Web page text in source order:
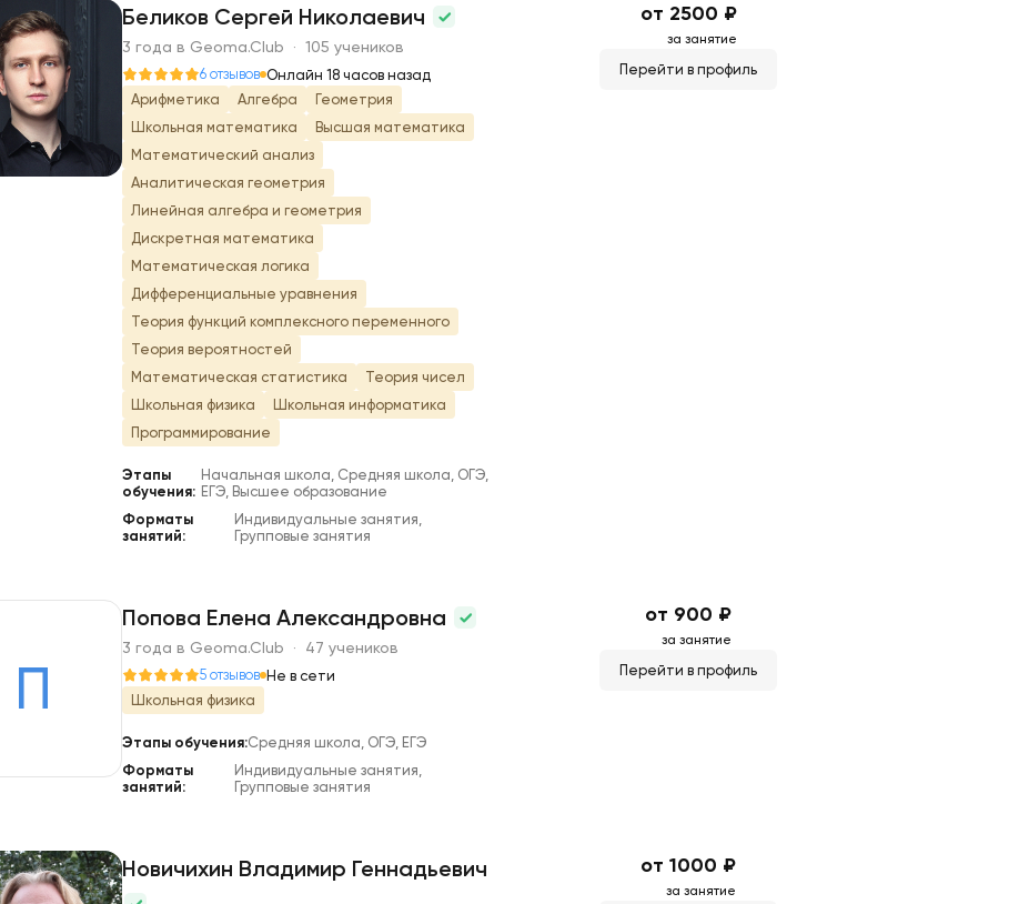
Б
Беликов Сергей Николаевич
3 года в Geoma.Club · 105 учеников
6 отзывов Онлайн 18 часов назад
Арифметика
Алгебра
Геометрия
Школьная математика
Высшая математика
Математический анализ
Аналитическая геометрия
Линейная алгебра и геометрия
Дискретная математика
Математическая логика
Дифференциальные уравнения
Теория функций комплексного переменного
Теория вероятностей
Математическая статистика
Теория чисел
Школьная физика
Школьная информатика
Программирование
Этапы
обучения:
Начальная школа, Средняя школа, ОГЭ,
ЕГЭ, Высшее образование
Форматы
занятий:
Индивидуальные занятия,
Групповые занятия
от 2500 ₽
за занятие
Перейти в профиль
П
Попова Елена Александровна
3 года в Geoma.Club · 47 учеников
5 отзывов Не в сети
Школьная физика
Этапы обучения:Средняя школа, ОГЭ, ЕГЭ
Форматы
занятий:
Индивидуальные занятия,
Групповые занятия
от 900 ₽
за занятие
Перейти в профиль
Новичихин Владимир Геннадьевич от 1000 ₽
за занятие